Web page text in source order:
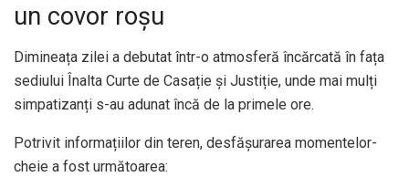
un covor roșu
Dimineața zilei a debutat într-o atmosferă încărcată în fața
sediului Înalta Curte de Casație și Justiție, unde mai mulți
simpatizanți s-au adunat încă de la primele ore.
Potrivit informațiilor din teren, desfășurarea momentelor-
cheie a fost următoarea: